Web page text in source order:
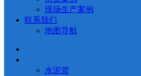
现场生产案例
联系我们
地图导航
水泥管